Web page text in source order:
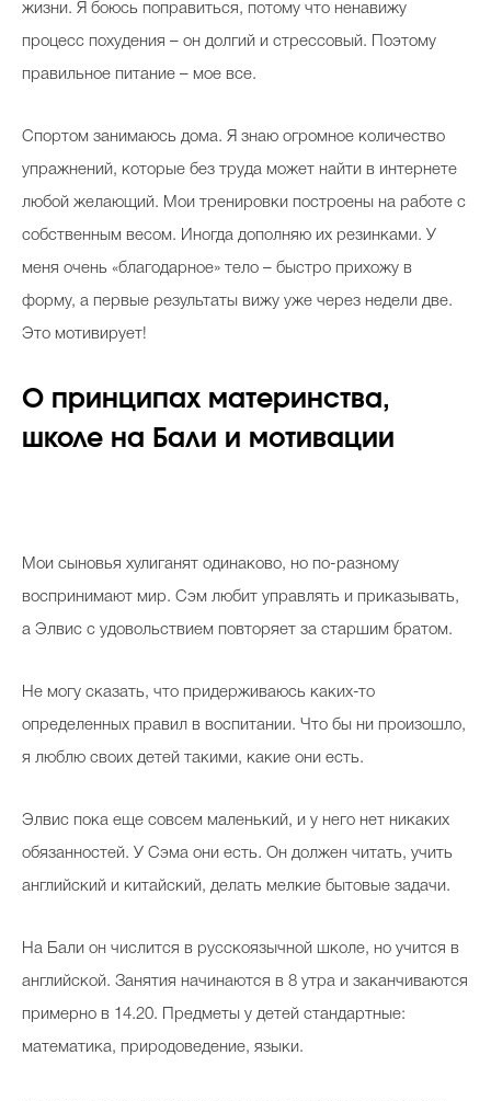
жизни. Я боюсь поправиться, потому что ненавижу
процесс похудения – он долгий и стрессовый. Поэтому
правильное питание – мое все.
Спортом занимаюсь дома. Я знаю огромное количество
упражнений, которые без труда может найти в интернете
любой желающий. Мои тренировки построены на работе с
собственным весом. Иногда дополняю их резинками. У
меня очень «благодарное» тело – быстро прихожу в
форму, а первые результаты вижу уже через недели две.
Это мотивирует!
О принципах материнства,
школе на Бали и мотивации
Мои сыновья хулиганят одинаково, но по-разному
воспринимают мир. Сэм любит управлять и приказывать,
а Элвис с удовольствием повторяет за старшим братом.
Не могу сказать, что придерживаюсь каких-то
определенных правил в воспитании. Что бы ни произошло,
я люблю своих детей такими, какие они есть.
Элвис пока еще совсем маленький, и у него нет никаких
обязанностей. У Сэма они есть. Он должен читать, учить
английский и китайский, делать мелкие бытовые задачи.
На Бали он числится в русскоязычной школе, но учится в
английской. Занятия начинаются в 8 утра и заканчиваются
примерно в 14.20. Предметы у детей стандартные:
математика, природоведение, языки.